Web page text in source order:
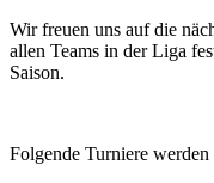
Wir freuen uns auf die
allen Teams in der Liga
Saison.
Folgende Turniere